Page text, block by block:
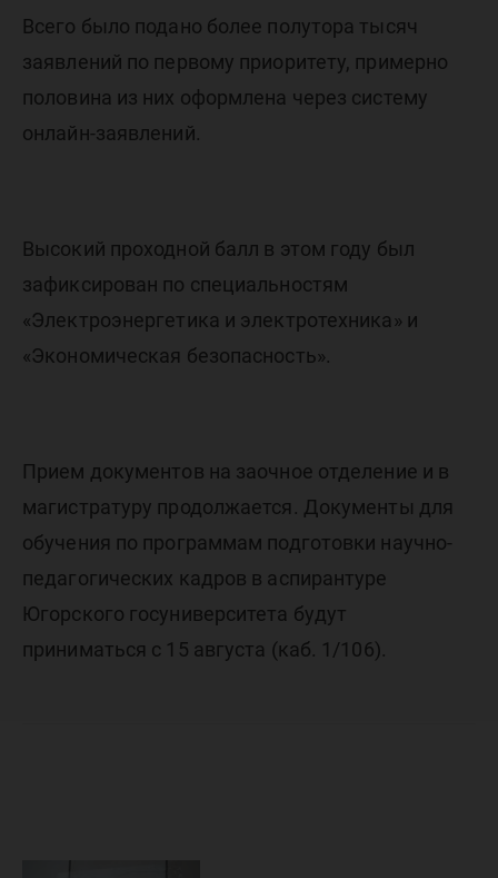
Всего было подано более полутора тысяч
заявлений по первому приоритету, примерно
половина из них оформлена через систему
онлайн-заявлений.
Высокий проходной балл в этом году был
зафиксирован по специальностям
«Электроэнергетика и электротехника» и
«Экономическая безопасность».
Прием документов на заочное отделение и в
магистратуру продолжается. Документы для
обучения по программам подготовки научно-
педагогических кадров в аспирантуре
Югорского госуниверситета будут
приниматься с 15 августа (каб. 1/106).